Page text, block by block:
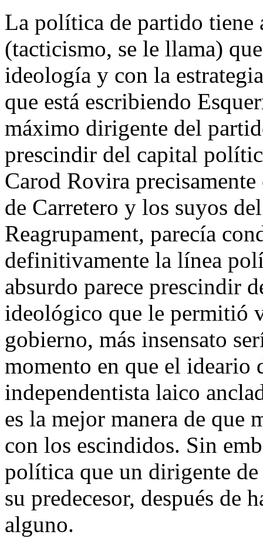
La política de partido tiene
(tacticismo, se le llama)
ideología y con la
que está escribiendo
máximo dirigente del
prescindir del capital
Carod Rovira
de Carretero y los suyos
Reagrupament, parecía
definitivamente la línea
absurdo parece prescindir
ideológico que le permitió
gobierno, más insensato
momento en que el ideario
independentista laico
es la mejor manera de que
con los escindidos. Sin
política que un dirigente
su predecesor, después de
alguno.